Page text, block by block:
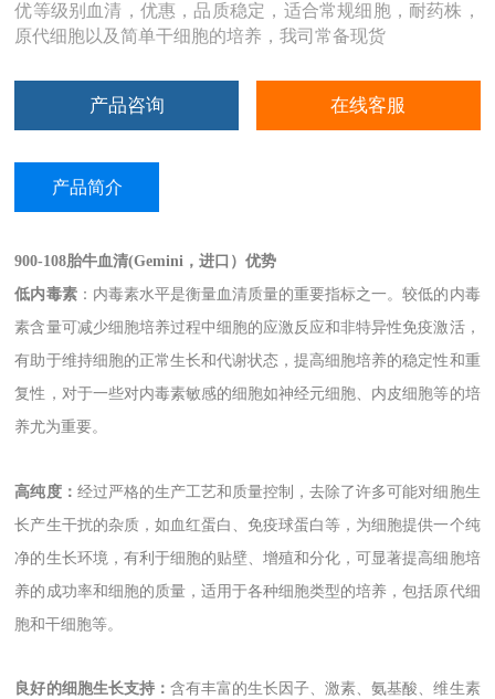
优等级别血清，优惠，品质稳定，适合常规细胞，耐药株，
原代细胞以及简单干细胞的培养，我司常备现货
产品咨询 在线客服
产品简介
900-108胎牛血清(Gemini ，进口）优势
低内毒素：内毒素水平是衡量血清质量的重要指标之一。较低的内毒
素含量可减少细胞培养过程中细胞的应激反应和非特异性免疫激活，
有助于维持细胞的正常生长和代谢状态，提高细胞培养的稳定性和重
复性，对于一些对内毒素敏感的细胞如神经元细胞、内皮细胞等的培
养尤为重要。
高纯度： 经过严格的生产工艺和质量控制，去除了许多可能对细胞生
长产生干扰的杂质，如血红蛋白、免疫球蛋白等，为细胞提供一个纯
净的生长环境，有利于细胞的贴壁、增殖和分化，可显著提高细胞培
养的成功率和细胞的质量，适用于各种细胞类型的培养，包括原代细
胞和干细胞等。
良好的细胞生长支持： 含有丰富的生长因子、激素、氨基酸、维生素